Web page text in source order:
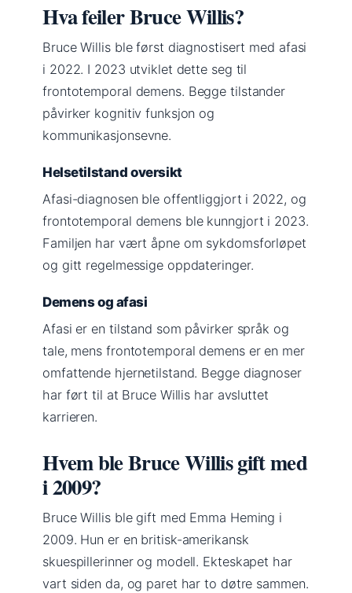
Hva feiler Bruce Willis?
Bruce Willis ble først diagnostisert med afasi
i 2022. I 2023 utviklet dette seg til
frontotemporal demens. Begge tilstander
påvirker kognitiv funksjon og
kommunikasjonsevne.
Helsetilstand oversikt
Afasi-diagnosen ble offentliggjort i 2022, og
frontotemporal demens ble kunngjort i 2023.
Familjen har vært åpne om sykdomsforløpet
og gitt regelmessige oppdateringer.
Demens og afasi
Afasi er en tilstand som påvirker språk og
tale, mens frontotemporal demens er en mer
omfattende hjernetilstand. Begge diagnoser
har ført til at Bruce Willis har avsluttet
karrieren.
Hvem ble Bruce Willis gift med
i 2009?
Bruce Willis ble gift med Emma Heming i
2009. Hun er en britisk-amerikansk
skuespillerinner og modell. Ekteskapet har
vart siden da, og paret har to døtre sammen.